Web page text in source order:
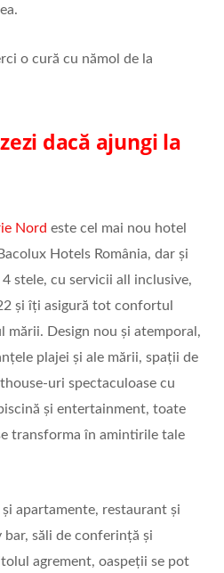
o cură cu nămol de la
dacă ajungi la
Nord este cel mai nou hotel
Hotels România, dar și
stele, cu servicii all inclusive,
și îți asigură tot confortul
mării. Design nou și atemporal,
plajei și ale mării, spații de
uri spectaculoase cu
și entertainment, toate
transforma în amintirile tale
apartamente, restaurant și
săli de conferință și
agrement, oaspeții se pot